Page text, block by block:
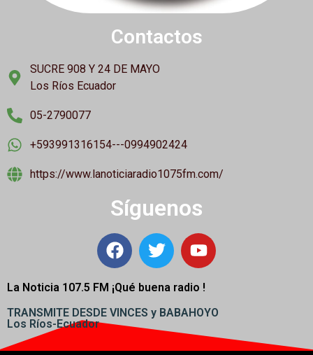
Contactos
SUCRE 908 Y 24 DE MAYO
Los Ríos Ecuador
05-2790077
+593991316154---0994902424
https://www.lanoticiaradio1075fm.com/
Síguenos
La Noticia 107.5 FM ¡Qué buena radio !
TRANSMITE DESDE VINCES y BABAHOYO
Los Ríos-Ecuador